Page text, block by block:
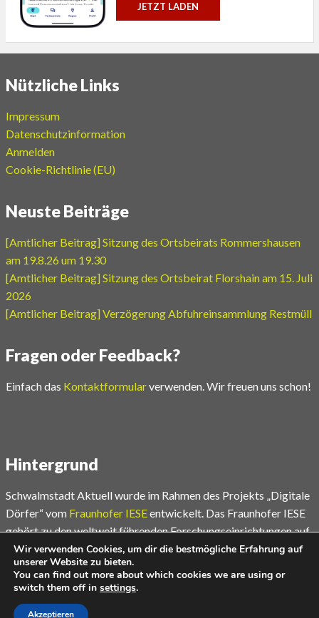
JETZT LADEN
Nützliche Links
Impressum
Datenschutzinformation
Anmelden
Cookie-Richtlinie (EU)
Neuste Beiträge
[Amtlicher Beitrag] Sitzung des Ortsbeirats Rommershausen
am 19.8.26 um 19.30
[Amtlicher Beitrag] Sitzung des Ortsbeirat Florshain am 15. Juli
2026
[Amtlicher Beitrag] Verzögerung Abfuhreinsammlung Restmüll
Fragen oder Feedback?
Einfach das Kontaktformularverwenden. Wir freuen uns schon!
Hintergrund
Schwalmstadt Aktuell wurde im Rahmen des Projekts „Digitale
Dörfer“ vom Fraunhofer IESEentwickelt. Das Fraunhofer IESE
gehört zu den weltweit führenden Forschungseinrichtungen auf
dem Gebiet der Software- und Systementwicklungsmethoden.
Mehr unterwww.digitale-doerfer.de
Wir verwenden Cookies, um dir die bestmögliche Erfahrung auf
unserer Website zu bieten.
You can find out more about which cookies we are using or
switch them off in settings.
Akzeptieren